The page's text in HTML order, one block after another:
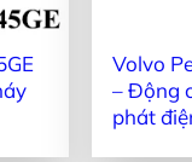
Volvo
– Động
phát